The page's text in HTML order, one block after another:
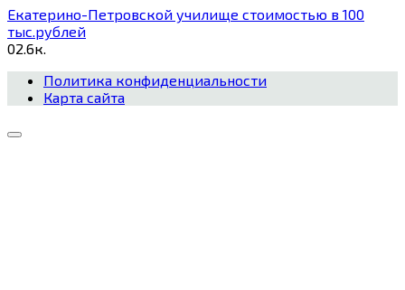
Екатерино-Петровской училище стоимостью в 100
тыс.рублей
02.6к.
Политика конфиденциальности
Карта сайта